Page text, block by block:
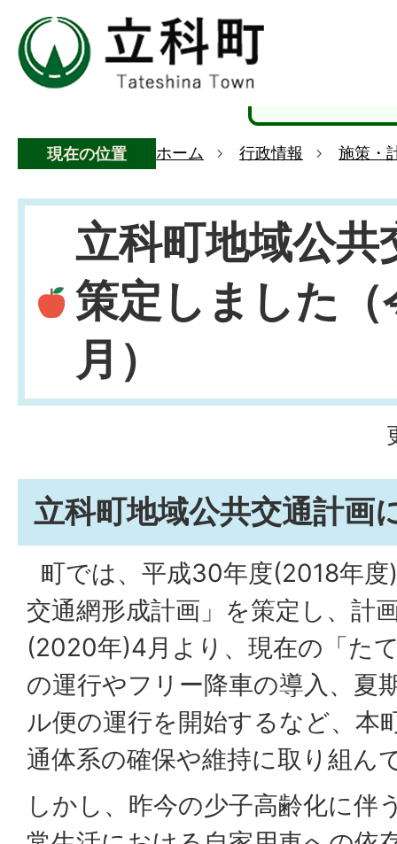
現在の位置 ホーム 行政情報 施策・
立科町地域公共
策定しました
月）
立科町地域公共交通計画
町では、平成30年度(2018年
交通網形成計画」を策定し、計
(2020年)4月より、現在の「た
の運行やフリー降車の導入、夏
ル便の運行を開始するなど、本
通体系の確保や維持に取り組ん
しかし、昨今の少子高齢化に伴